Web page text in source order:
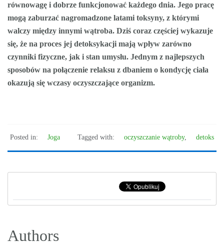
równowagę i dobrze funkcjonować każdego dnia. Jego pracę
mogą zaburzać nagromadzone latami toksyny, z którymi
walczy między innymi wątroba. Dziś coraz częściej wykazuje
się, że na proces jej detoksykacji mają wpływ zarówno
czynniki fizyczne, jak i stan umysłu. Jednym z najlepszych
sposobów na połączenie relaksu z dbaniem o kondycję ciała
okazują się wczasy oczyszczające organizm.
Posted in: Joga Tagged with: oczyszczanie wątroby, detoks
Authors